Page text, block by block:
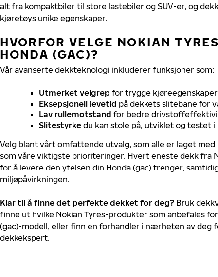
alt fra kompaktbiler til store lastebiler og SUV-er, og
kjøretøys unike egenskaper.
HVORFOR VELGE NOKIAN
HONDA (GAC)?
Vår avanserte dekkteknologi inkluderer funksjoner som:
Utmerket veigrep for trygge
Eksepsjonell levetid på dekkets slitebane for
Lav rullemotstand for bedre
Slitestyrke du kan stole på, utviklet og testet i
Velg blant vårt omfattende utvalg, som alle er laget
som våre viktigste prioriteringer. Hvert eneste dekk fra
for å levere den ytelsen din Honda (gac) trenger,
miljøpåvirkningen.
Klar til å finne det perfekte dekket for deg? Bruk
finne ut hvilke Nokian Tyres-produkter som anbefales
(gac)-modell, eller finn en forhandler i nærheten av deg
dekkekspert.